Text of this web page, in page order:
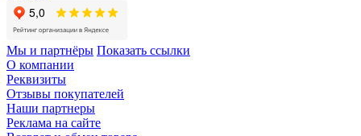
Мы и партнёры Показать ссылки
О компании
Реквизиты
Отзывы покупателей
Наши партнеры
Реклама на сайте